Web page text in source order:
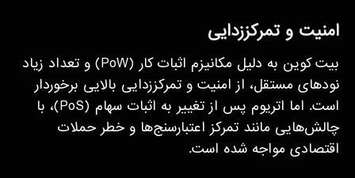
امنیت و تمرکززدایی
بیت کوین به دلیل مکانیزم اثبات کار (PoW) و تعداد زیاد
نودهای مستقل، از امنیت و تمرکززدایی بالایی برخوردار
است. اما اتریوم پس از تغییر به اثبات سهام (PoS)، با
چالش‌هایی مانند تمرکز اعتبارسنج‌ها و خطر حملات
اقتصادی مواجه شده است.